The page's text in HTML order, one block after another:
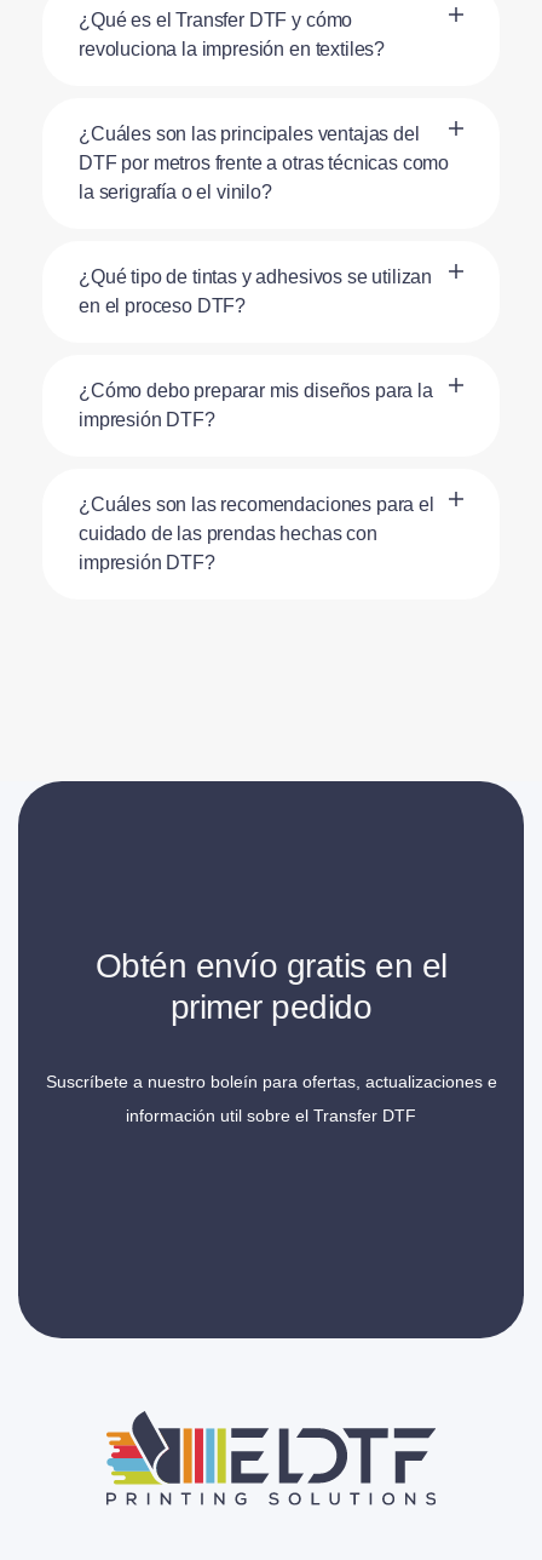
¿Qué es el Transfer DTF y cómo
revoluciona la impresión en textiles?
¿Cuáles son las principales ventajas del
DTF por metros frente a otras técnicas como
la serigrafía o el vinilo?
¿Qué tipo de tintas y adhesivos se utilizan
en el proceso DTF?
¿Cómo debo preparar mis diseños para la
impresión DTF?
¿Cuáles son las recomendaciones para el
cuidado de las prendas hechas con
impresión DTF?
Obtén envío gratis en el
primer pedido
Suscríbete a nuestro boleín para ofertas, actualizaciones e
información util sobre el Transfer DTF